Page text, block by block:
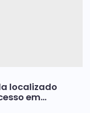
localizado
em